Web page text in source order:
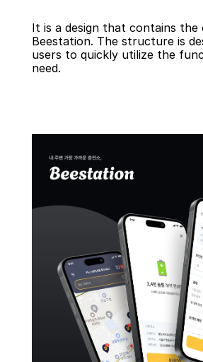
It is a design that contains
Beestation. The structure is
users to quickly utilize the
need.